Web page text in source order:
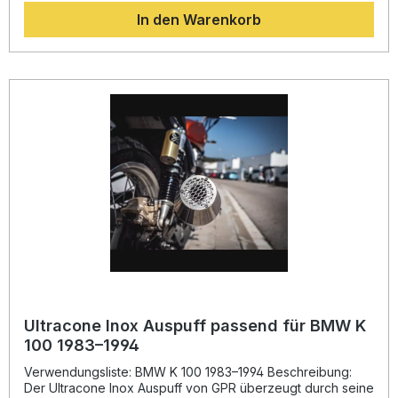
Anlage eine deutliche Gewichtsreduktion gegenüber der
Serienauspuffanlage. Mit dem herausnehmbaren dB-Killer
können Sie zwischen sportlichem Sound und legaler
Straßenzulassung wählen. GPR Produkte werden
für gleichbleibend hohe Qualität steht. Die Montage erfolgt
Plug-and-Play und wird in einer Fachwerkstatt empfohlen.
Homologierter Sportauspuff mit herausnehmbarem dB-Killer
Spürbarer Leistungs- und Drehmomentzuwachs Deutlich
geringeres Gewicht als die Serienanlage Exklusives
italienisches Design in Schwarz (Deeptone Black) Einfache
Plug-and-Play-Montage Lieferumfang: Dual universal
homologierter Schalldämpfer-Kit Alle fahrzeugspezifischen
Herausnehmbarer dB-Killer
In den Warenkorb
Ultracone Inox Auspuff passend für BMW K
100 1983–1994
Verwendungsliste: BMW K 100 1983–1994 Beschreibung:
Der Ultracone Inox Auspuff von GPR überzeugt durch seine